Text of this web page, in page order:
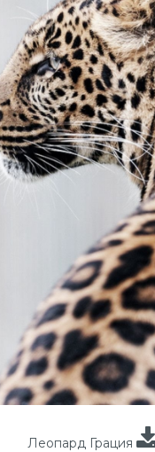
Леопард Грация